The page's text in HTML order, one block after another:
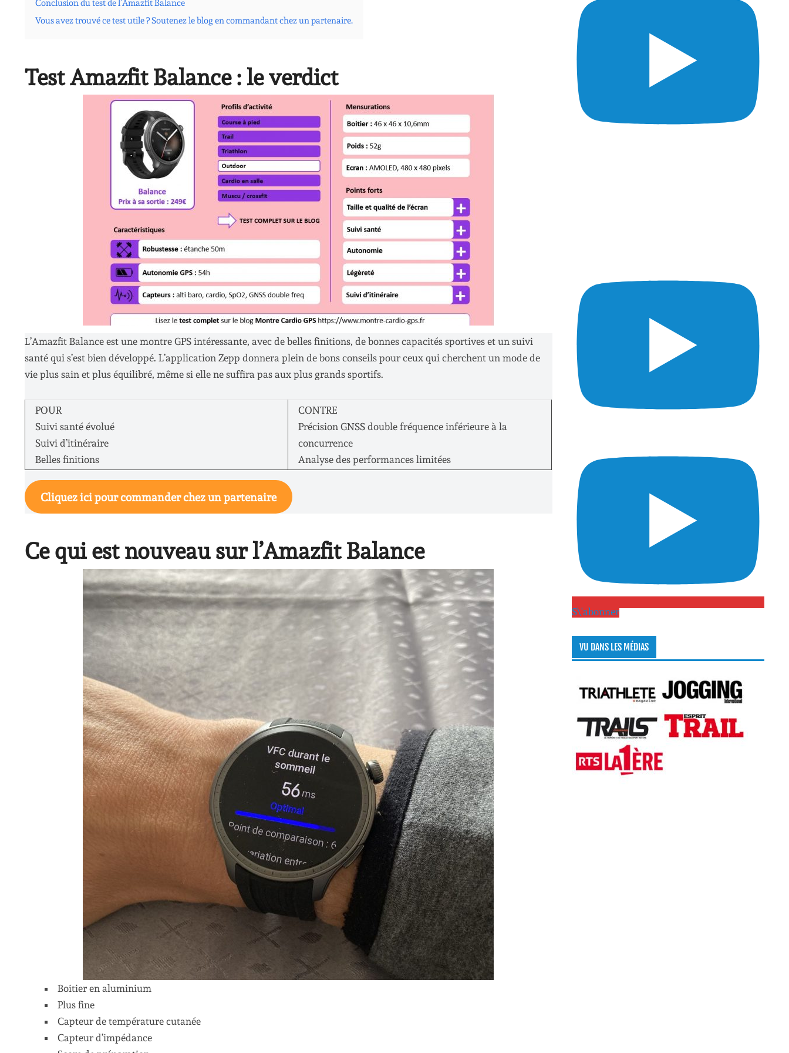
Conclusion du test de l’Amazfit Balance
Vous avez trouvé ce test utile ? Soutenez le blog en commandant chez un partenaire.
Test Amazfit Balance : le verdict
L’Amazfit Balance est une montre GPS intéressante, avec de belles finitions, de bonnes capacités sportives et un suivi
santé qui s’est bien développé. L’application Zepp donnera plein de bons conseils pour ceux qui cherchent un mode de
vie plus sain et plus équilibré, même si elle ne suffira pas aux plus grands sportifs.
POUR
Suivi santé évolué
Suivi d’itinéraire
Belles finitions
CONTRE
Précision GNSS double fréquence inférieure à la
concurrence
Analyse des performances limitées
Cliquez ici pour commander chez un partenaire
Ce qui est nouveau sur l’Amazfit Balance
Boitier en aluminium
Plus fine
Capteur de température cutanée
Capteur d’impédance
S\'abonner
VU DANS LES MÉDIAS